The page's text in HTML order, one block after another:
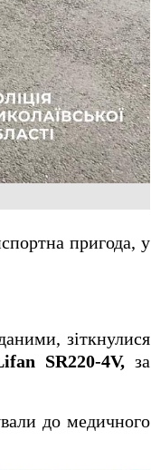
пригода, у
зіткнулися
SR220-4V,за
до медичного